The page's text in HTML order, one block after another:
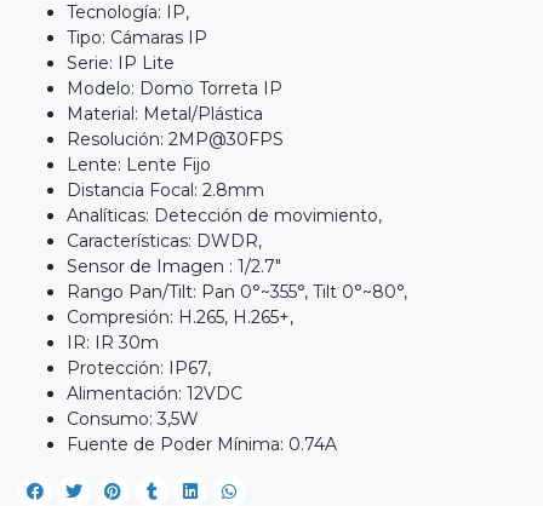
Tecnología: IP,
Tipo: Cámaras IP
Serie: IP Lite
Modelo: Domo Torreta IP
Material: Metal/Plástica
Resolución: 2MP@30FPS
Lente: Lente Fijo
Distancia Focal: 2.8mm
Analíticas: Detección de movimiento,
Características: DWDR,
Sensor de Imagen : 1/2.7"
Rango Pan/Tilt: Pan 0°~355°, Tilt 0°~80°,
Compresión: H.265, H.265+,
IR: IR 30m
Protección: IP67,
Alimentación: 12VDC
Consumo: 3,5W
Fuente de Poder Mínima: 0.74A